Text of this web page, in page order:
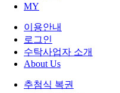
MY
이용안내
로그인
수탁사업자 소개
About Us
추첨식 복권